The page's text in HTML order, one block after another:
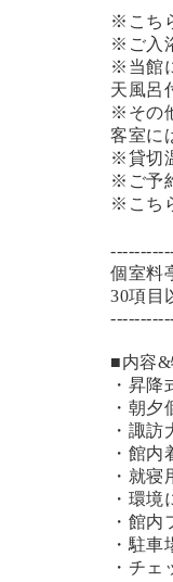
※こち
※ご入
※当館
天風呂
※その
客室に
※貸切
※ご予
※こち
個室料
30項目
■内容
・昇
・朝夕
・諏訪
・館内
・就
・環
・館内
・駐車
・チ